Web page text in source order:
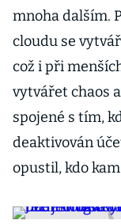
mnoha dalším.
cloudu se
což i při
vytvářet chaos
spojené s tím,
deaktivován
opustil, kdo